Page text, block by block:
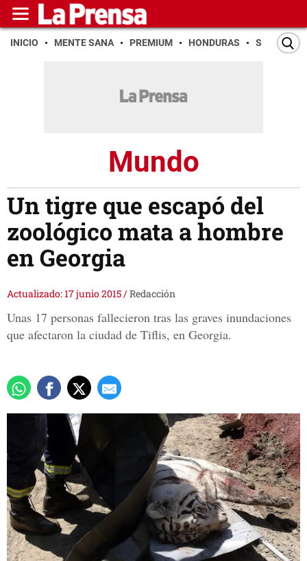
INICIO MENTE SANA PREMIUM HONDURAS SAN PEDRO
Mundo
Un tigre que escapó del
zoológico mata a hombre
en Georgia
Actualizado: 17 junio 2015/Redacción
Unas 17 personas fallecieron tras las graves inundaciones
que afectaron la ciudad de Tiflis, en Georgia.